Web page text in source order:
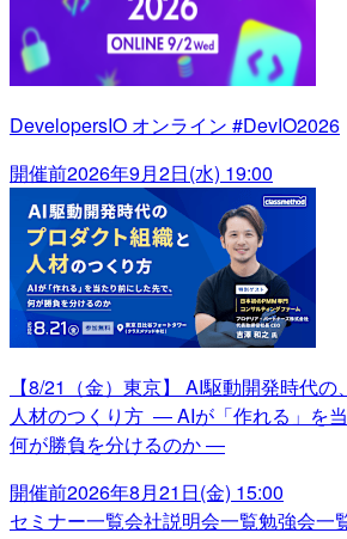
DevelopersIO オンライン #DevIO2026
開催前2026年9月2日(水) 19:00
【8/21（金）東京】 AI駆動開発時代
人材のつくり方 ― AIが「作れる」を当
何が勝負を分けるのか ―
開催前2026年8月21日(金) 15:00
セミナー一覧会社説明会一覧勉強会一